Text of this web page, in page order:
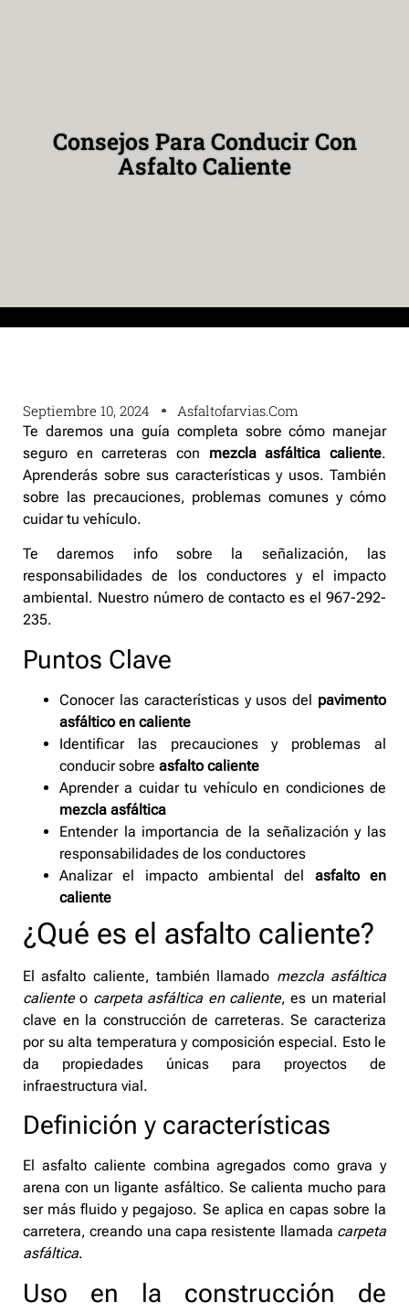
Consejos Para Conducir Con
Asfalto Caliente
Septiembre 10, 2024 Asfaltofarvias.com
Te daremos una guía completa sobre cómo manejar
seguro en carreteras con mezcla asfáltica caliente.
Aprenderás sobre sus características y usos. También
sobre las precauciones, problemas comunes y cómo
cuidar tu vehículo.
Te daremos info sobre la señalización, las
responsabilidades de los conductores y el impacto
ambiental. Nuestro número de contacto es el 967-292-
235.
Puntos Clave
Conocer las características y usos del pavimento
asfáltico en caliente
Identificar las precauciones y problemas al
conducir sobre asfalto caliente
Aprender a cuidar tu vehículo en condiciones de
mezcla asfáltica
Entender la importancia de la señalización y las
responsabilidades de los conductores
Analizar el impacto ambiental del asfalto en
caliente
¿Qué es el asfalto caliente?
El asfalto caliente, también llamado mezcla asfáltica
calienteo carpeta asfáltica en caliente, es un material
clave en la construcción de carreteras. Se caracteriza
por su alta temperatura y composición especial. Esto le
da propiedades únicas para proyectos de
infraestructura vial.
Definición y características
El asfalto caliente combina agregados como grava y
arena con un ligante asfáltico. Se calienta mucho para
ser más fluido y pegajoso. Se aplica en capas sobre la
carretera, creando una capa resistente llamada carpeta
asfáltica.
Uso en la construcción de